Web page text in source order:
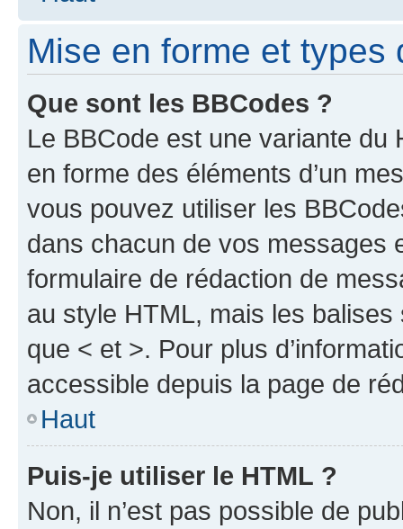
Mise en forme et types
Que sont les BBCodes ?
Le BBCode est une variante du
en forme des éléments d’un
vous pouvez utiliser les
dans chacun de vos messages
formulaire de rédaction de
au style HTML, mais les
que < et >. Pour plus
accessible depuis la page de
Haut
Puis-je utiliser le HTML ?
Non, il n’est pas possible de